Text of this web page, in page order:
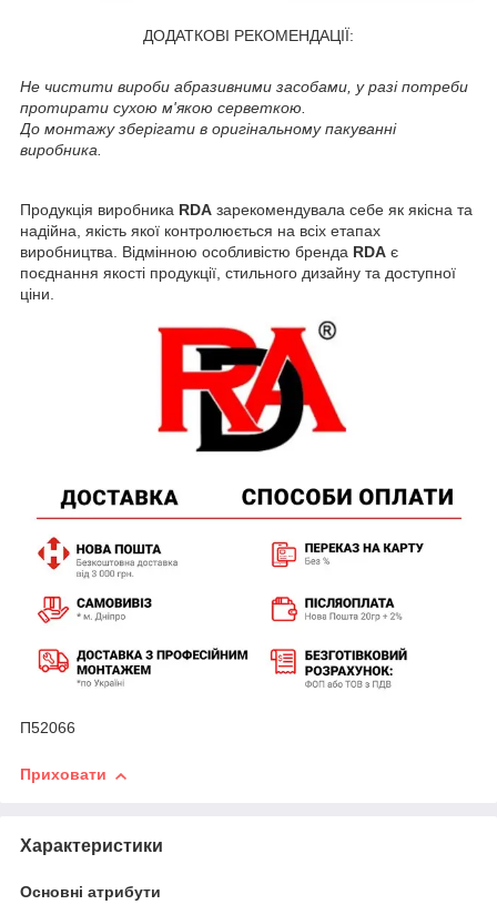
ДОДАТКОВІ РЕКОМЕНДАЦІЇ:
Не чистити вироби абразивними засобами, у разі потреби
протирати сухою м'якою серветкою.
До монтажу зберігати в оригінальному пакуванні
виробника.
Продукція виробника RDA зарекомендувала себе як якісна та
надійна, якість якої контролюється на всіх етапах
виробництва. Відмінною особливістю бренда RDA є
поєднання якості продукції, стильного дизайну та доступної
ціни.
П52066
Приховати
Характеристики
Основні атрибути